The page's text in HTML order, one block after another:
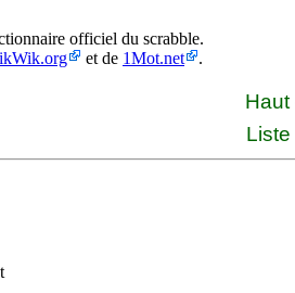
officiel du scrabble.
et de 1Mot.net .
Haut